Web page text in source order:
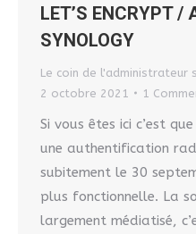
LET’S ENCRYPT /
SYNOLOGY
Le coin de l'administrateur
2 octobre 2021
1
Si vous êtes ici c’est
une authentification
subitement le 30
plus fonctionnelle. La
largement médiatisé,